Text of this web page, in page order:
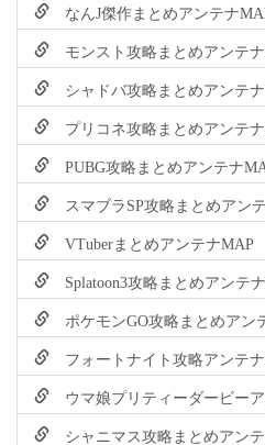
なんJ傑作まとめアンテナ
モンスト攻略まとめアンテ
シャドバ攻略まとめアンテ
プリコネ攻略まとめアンテ
PUBG攻略まとめアンテナ
スマブラSP攻略まとめアン
VTuberまとめアンテナMAP
Splatoon3攻略まとめアンテ
ポケモンGO攻略まとめアン
フォートナイト攻略アンテ
ウマ娘プリティーダービー
シャニマス攻略まとめアン